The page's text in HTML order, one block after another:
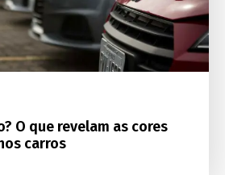
O que revelam as cores
carros